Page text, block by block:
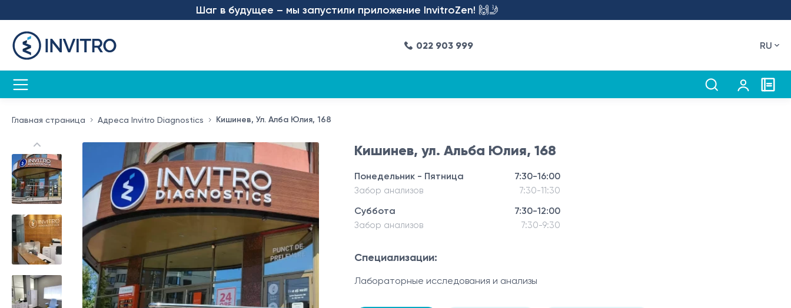
Шаг в будущее – мы запустили приложение InvitroZen! 🙌🤳
022 903 999 RU
Главная страница Адреса Invitro Diagnostics Кишинев, Ул. Алба Юлия, 168
Кишинев, ул. Альба Юлия, 168
Понедельник - Пятница 7:30-16:00
Забор анализов 7:30-11:30
Суббота 7:30-12:00
Забор анализов 7:30-9:30
Специализации:
Лабораторные исследования и анализы